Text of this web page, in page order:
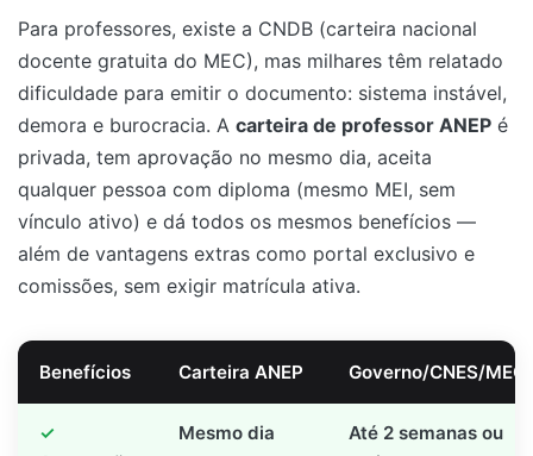
Para professores, existe a CNDB (carteira nacional
docente gratuita do MEC), mas milhares têm relatado
dificuldade para emitir o documento: sistema instável,
demora e burocracia. A carteira de professor ANEP é
privada, tem aprovação no mesmo dia, aceita
qualquer pessoa com diploma (mesmo MEI, sem
vínculo ativo) e dá todos os mesmos benefícios —
além de vantagens extras como portal exclusivo e
comissões, sem exigir matrícula ativa.
Benefícios Carteira ANEP Governo/CNES/MEC
Mesmo dia
Até 2 semanas ou